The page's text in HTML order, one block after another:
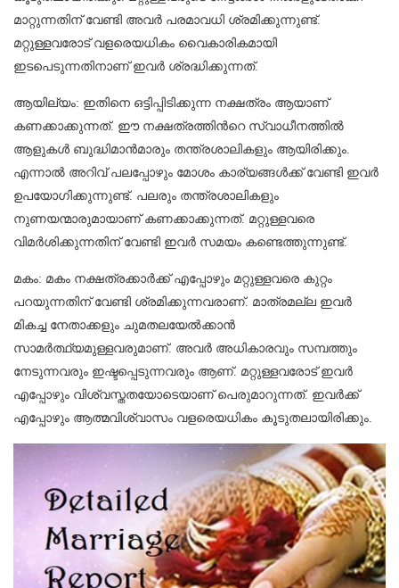
മാറ്റുന്നതിന് വേണ്ടി അവർ പരമാവധി ശ്രമിക്കുന്നുണ്ട്.
മറ്റുള്ളവരോട് വളരെയധികം വൈകാരികമായി
ഇടപെടുന്നതിനാണ് ഇവര്‍ ശ്രദ്ധിക്കുന്നത്.
ആയില്യം: ഇതിനെ ഒട്ടിപ്പിടിക്കുന്ന നക്ഷത്രം ആയാണ്
കണക്കാക്കുന്നത്. ഈ നക്ഷത്രത്തിന്‍റെ സ്വാധീനത്തിൽ
ആളുകൾ ബുദ്ധിമാൻമാരും തന്ത്രശാലികളും ആയിരിക്കും.
എന്നാല്‍ അറിവ് പലപ്പോഴും മോശം കാര്യങ്ങൾക്ക് വേണ്ടി ഇവർ
ഉപയോഗിക്കുന്നുണ്ട്. പലരും തന്ത്രശാലികളും
നുണയന്മാരുമായാണ് കണക്കാക്കുന്നത്. മറ്റുള്ളവരെ
വിമർശിക്കുന്നതിന് വേണ്ടി ഇവർ സമയം കണ്ടെത്തുന്നുണ്ട്.
മകം: മകം നക്ഷത്രക്കാർക്ക് എപ്പോഴും മറ്റുള്ളവരെ കുറ്റം
പറയുന്നതിന് വേണ്ടി ശ്രമിക്കുന്നവരാണ്. മാത്രമല്ല ഇവർ
മികച്ച നേതാക്കളും ചുമതലയേൽക്കാൻ
സാമർത്ഥ്യമുള്ളവരുമാണ്. അവർ അധികാരവും സമ്പത്തും
നേടുന്നവരും ഇഷ്ടപ്പെടുന്നവരും ആണ്. മറ്റുള്ളവരോട് ഇവർ
എപ്പോഴും വിശ്വസ്തതയോടെയാണ് പെരുമാറുന്നത്. ഇവർക്ക്
എപ്പോഴും ആത്മവിശ്വാസം വളരെയധികം കൂടുതലായിരിക്കും.